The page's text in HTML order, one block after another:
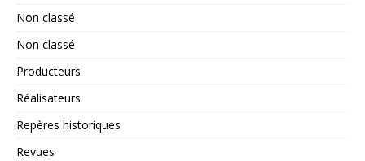
Non classé
Non classé
Producteurs
Réalisateurs
Repères historiques
Revues